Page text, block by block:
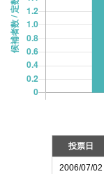
投票日
2006/07/02